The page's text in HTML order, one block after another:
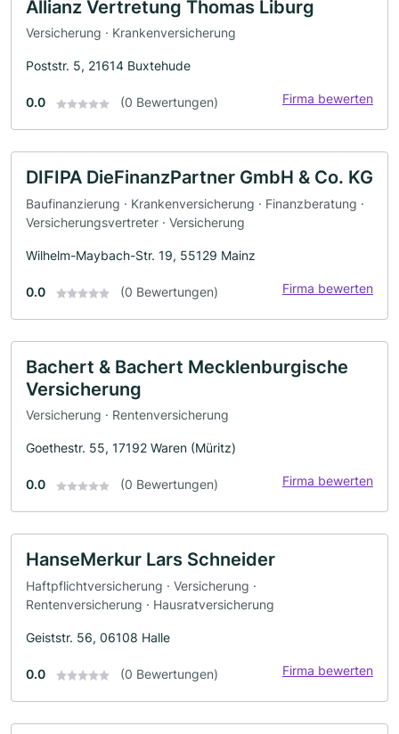
Allianz Vertretung Thomas Liburg
Versicherung · Krankenversicherung
Poststr. 5, 21614 Buxtehude
0.0 (0 Bewertungen) Firma bewerten
DIFIPA DieFinanzPartner GmbH & Co. KG
Baufinanzierung · Krankenversicherung · Finanzberatung ·
Versicherungsvertreter · Versicherung
Wilhelm-Maybach-Str. 19, 55129 Mainz
0.0 (0 Bewertungen) Firma bewerten
Bachert & Bachert Mecklenburgische
Versicherung
Versicherung · Rentenversicherung
Goethestr. 55, 17192 Waren (Müritz)
0.0 (0 Bewertungen) Firma bewerten
HanseMerkur Lars Schneider
Haftpflichtversicherung · Versicherung ·
Rentenversicherung · Hausratversicherung
Geiststr. 56, 06108 Halle
0.0 (0 Bewertungen) Firma bewerten